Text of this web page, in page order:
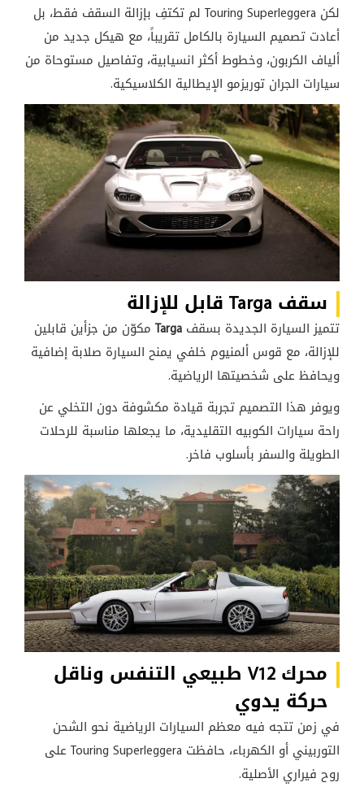
لكن Touring Superleggera لم تكتفِ بإزالة السقف فقط، بل
أعادت تصميم السيارة بالكامل تقريباً، مع هيكل جديد من
ألياف الكربون، وخطوط أكثر انسيابية، وتفاصيل مستوحاة من
سيارات الجران توريزمو الإيطالية الكلاسيكية.
سقف Targa قابل للإزالة
تتميز السيارة الجديدة بسقف Targa مكوّن من جزأين قابلين
للإزالة، مع قوس ألمنيوم خلفي يمنح السيارة صلابة إضافية
ويحافظ على شخصيتها الرياضية.
ويوفر هذا التصميم تجربة قيادة مكشوفة دون التخلي عن
راحة سيارات الكوبيه التقليدية، ما يجعلها مناسبة للرحلات
الطويلة والسفر بأسلوب فاخر.
محرك V12 طبيعي التنفس وناقل
حركة يدوي
في زمن تتجه فيه معظم السيارات الرياضية نحو الشحن
التوربيني أو الكهرباء، حافظت Touring Superleggera على
روح فيراري الأصلية.